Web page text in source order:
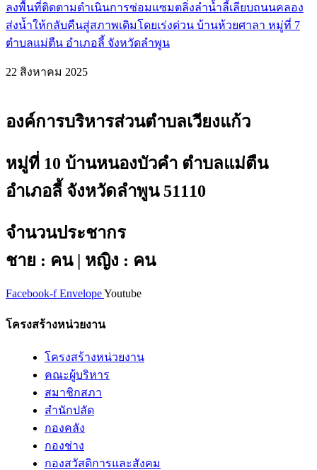
ลงพื้นที่ติดตามดำเนินการซ่อมแซมตลิ่งลำน้ำลี้เลียบถนนคลอง
ส่งน้ำให้กลับคืนสู่สภาพเดิมโดยเร่งด่วน บ้านห้วยศาลา หมู่ที่ 7
ตำบลแม่ตืน อำเภอลี้ จังหวัดลำพูน
22 สิงหาคม 2025
องค์การบริหารส่วนตำบลเวียงแก้ว
หมู่ที่ 10 บ้านหนองบัวคำ ตำบลแม่ตืน
อำเภอลี้ จังหวัดลำพูน 51110
จำนวนประชากร
ชาย : คน | หญิง : คน
Facebook-f EnvelopeYoutube
โครงสร้างหน่วยงาน
โครงสร้างหน่วยงาน
คณะผู้บริหาร
สมาชิกสภา
สำนักปลัด
กองคลัง
กองช่าง
กองสวัสดิการและสังคม